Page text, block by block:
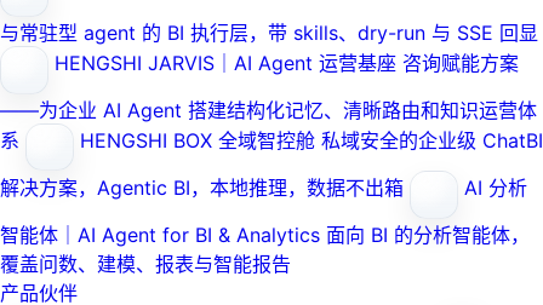
与常驻型 agent 的 BI 执行层，带 skills、dry-run 与 SSE 回显
HENGSHI JARVIS｜AI Agent 运营基座 咨询赋能方案
——为企业 AI Agent 搭建结构化记忆、清晰路由和知识运营体
系
HENGSHI BOX 全域智控舱 私域安全的企业级 ChatBI
解决方案，Agentic BI，本地推理，数据不出箱
AI 分析
智能体｜AI Agent for BI & Analytics 面向 BI 的分析智能体，
覆盖问数、建模、报表与智能报告
产品伙伴